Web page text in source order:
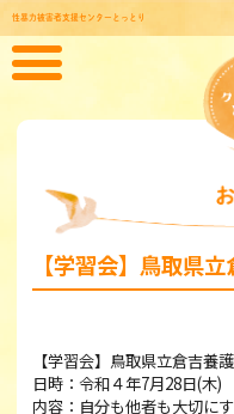
性暴力被害者支援センターとっとり
【学習会】鳥取県
【学習会】鳥取県立倉吉
日時：令和４年7月28日(木)
内容：自分も他者も大切に